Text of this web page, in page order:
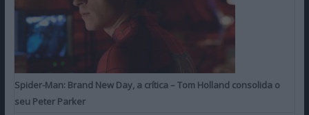
Spider-Man: Brand New Day, a crítica – Tom Holland consolida o
seu Peter Parker